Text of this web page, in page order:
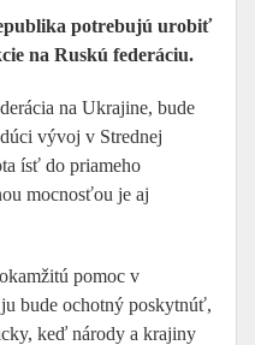
potrebujú urobiť
na Ruskú federáciu.
na Ukrajine, bude
vývoj v Strednej
ísť do priameho
mocnosťou je aj
pomoc v
bude ochotný poskytnúť,
keď národy a krajiny